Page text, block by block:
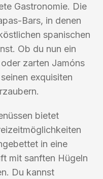
Gastronomie. Die
Bars, in denen
spanischen
Ob du nun ein
zarten Jamóns
exquisiten
bietet
in eine
mit sanften Hügeln
Du kannst